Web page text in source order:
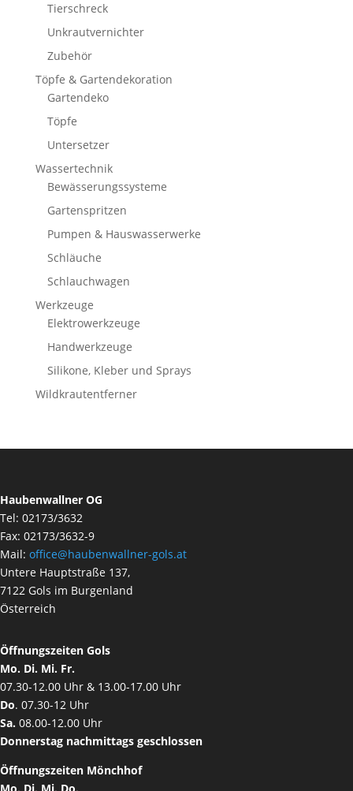
Tierschreck
Unkrautvernichter
Zubehör
Töpfe & Gartendekoration
Gartendeko
Töpfe
Untersetzer
Wassertechnik
Bewässerungssysteme
Gartenspritzen
Pumpen & Hauswasserwerke
Schläuche
Schlauchwagen
Werkzeuge
Elektrowerkzeuge
Handwerkzeuge
Silikone, Kleber und Sprays
Wildkrautentferner
Haubenwallner OG
Tel: 02173/3632
Fax: 02173/3632-9
Mail: office@haubenwallner-gols.at
Untere Hauptstraße 137,
7122 Gols im Burgenland
Österreich
Öffnungszeiten Gols
Mo. Di. Mi. Fr.
07.30-12.00 Uhr & 13.00-17.00 Uhr
Do. 07.30-12 Uhr
Sa. 08.00-12.00 Uhr
Donnerstag nachmittags geschlossen
Öffnungszeiten Mönchhof